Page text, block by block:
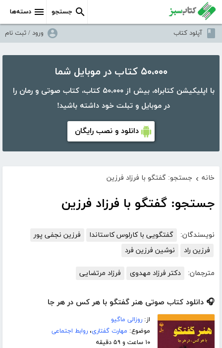
دسته‌ها جستجو
آپلود کتاب ورود / ثبت نام
۵۰،۰۰۰ کتاب در موبایل شما
با اپلیکیشن کتابراه، بیش از ۵۰،۰۰۰ کتاب، کتاب صوتی و رمان را
در موبایل و تبلت خود داشته باشید!
دانلود و نصب رایگان
خانه › جستجو: گفتگو با فرزاد فرزین
جستجو: گفتگو با فرزاد فرزین
نویسندگان: گفتگویی با کارلوس کاستاندا
فرزین نجفی پور
فرزین راد
نوشین فرزین فرد
مترجمان: دکتر فرزاد مهدوی فرزاد مرتضایی
🎧 دانلود کتاب صوتی هنر گفتگو با هر کس در هر جا
از:روزالی ماگیو
موضوع: مهارت گفتاری،روابط اجتماعی
۱۰ ساعت و ۵۹ دقیقه